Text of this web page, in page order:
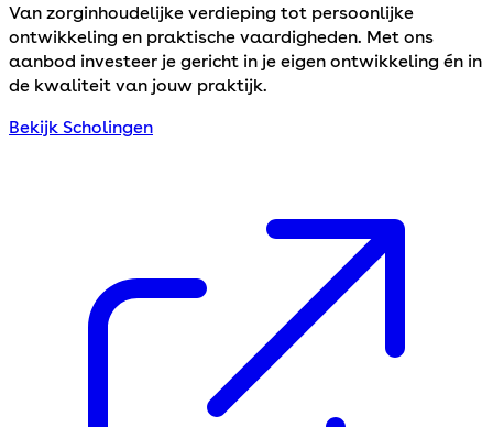
Van zorginhoudelijke verdieping tot persoonlijke
ontwikkeling en praktische vaardigheden. Met ons
aanbod investeer je gericht in je eigen ontwikkeling én in
de kwaliteit van jouw praktijk.
Bekijk Scholingen